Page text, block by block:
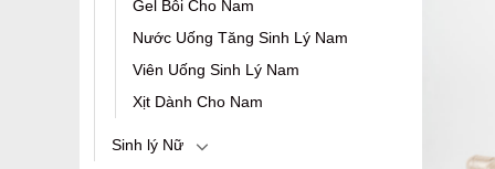
Gel Bôi Cho Nam
Nước Uống Tăng Sinh Lý Nam
Viên Uống Sinh Lý Nam
Xịt Dành Cho Nam
Sinh lý Nữ